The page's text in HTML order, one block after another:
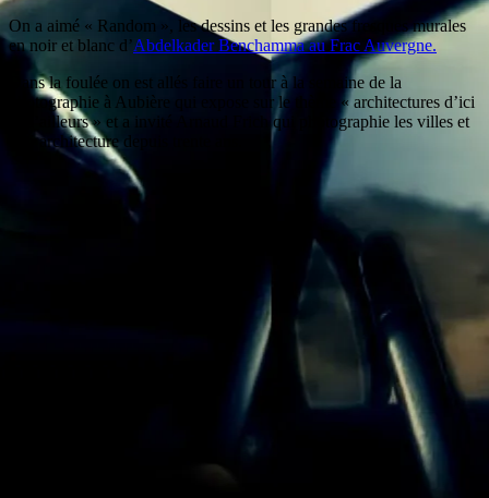
On a aimé « Random », les dessins et les grandes fresques murales
en noir et blanc d’Abdelkader Benchamma au Frac Auvergne.
Dans la foulée on est allés faire un tour à la semaine de la
photographie à Aubière qui expose sur le thème « architectures d’ici
et d’ailleurs » et a invité Arnaud Frich qui photographie les villes et
leur architecture depuis trente ans.